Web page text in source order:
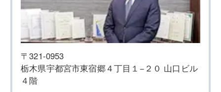
〒321-0953
栃木県宇都宮市東宿郷４丁目１−２０ 山口ビル
４階